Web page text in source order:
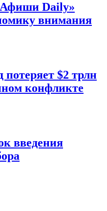
Daily»
внимания
$2 трлн
конфликте
введения